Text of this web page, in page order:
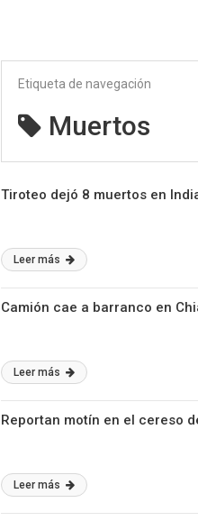
Etiqueta de navegación
Muertos
Tiroteo dejó 8 muertos en
Leer más
Camión cae a barranco en
Leer más
Reportan motín en el cereso
Leer más